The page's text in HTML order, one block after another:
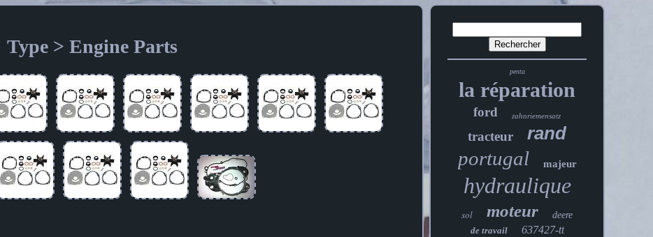
Type > Engine Parts
penta
la réparation
ford zahnriemensatz
tracteur rand
portugal majeur
hydraulique
sol moteur
deere
de travail
637427-tt